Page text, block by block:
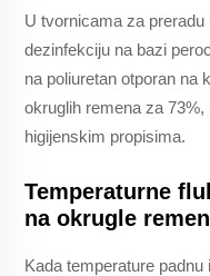
U tvornicama za
dezinfekciju na bazi
na poliuretan otporan na
okruglih remena za
higijenskim propisima.
Temperaturne
na okrugle
Kada temperature